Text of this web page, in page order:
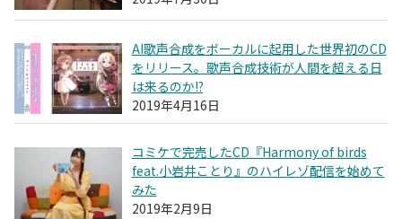
AI歌声合成をボーカルに起用した世界初のCD
をリリース。歌声合成技術が人間を超える日
は来るのか!?
2019年4月16日
コミケで完売したCD『Harmony of birds
feat.小岩井ことり』のハイレゾ配信を始めて
みた
2019年2月9日